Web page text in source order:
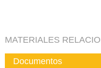
MATERIALES
Documentos